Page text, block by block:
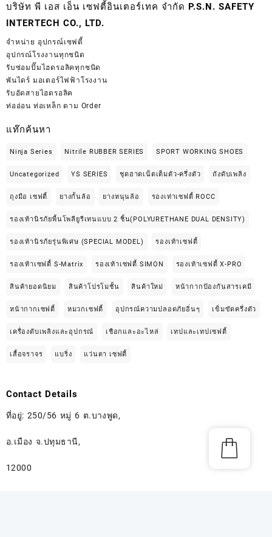
บริษัท พี เอส เอ็น เซฟตี้อินเตอร์เทค จำกัด P.S.N. SAFETY
INTERTECH CO., LTD.
จำหน่าย อุปกรณ์เซฟตี้
อุปกรณ์โรงงานทุกชนิด
รับซ่อมปั๊มไฮดรอลิคทุกชนิด
พันไดร์ มอเตอร์ไฟฟ้าโรงงาน
รับอัดสายไฮดรอลิค
ท่ออ่อน ท่อเหล็ก ตาม Order
แท๊กค้นหา
Ninja Series Nitrile RUBBER SERIES SPORT WORKING SHOES
Uncategorized YS SERIES ชุดฮาดเน็ตเต็มตัว-ครึ่งตัว ถังดับเพลิง
ถุงมือ เซฟตี้ ยางกั้นล้อ ยางหนุนล้อ รองเท่าเซฟตี้ ROCC
รองเท้านิรภัยพื้นโพลียูรีเทนแบบ 2 ชิ้น(POLYURETHANE DUAL DENSITY)
รองเท้านิรภัยรุ่นพิเศษ (SPECIAL MODEL) รองเท้าเซฟตี้
รองเท้าเซฟตี้ S-Matrix รองเท้าเซฟตี้ SIMON รองเท้าเซฟตี้ X-PRO
สินค้ายอดนิยม สินค้าโปรโมชั้น สินค้าใหม่ หน้ากากป้องกันสารเคมี
หน้ากากเซฟตี้ หมวกเซฟตี้ อุปกรณ์ความปลอดภัยอิ่นๆ เข็มขัดครึ่งตัว
เครื่องดับเพลิงและอุปกรณ์ เชือกและอะไหล่ เทปและเทปเซฟตี้
เสื้อจราจร แบริ่ง แว่นตา เซฟตี้
Contact Details
ที่อยู่: 250/56 หมู่ 6 ต.บางพูด,
อ.เมือง จ.ปทุมธานี,
12000